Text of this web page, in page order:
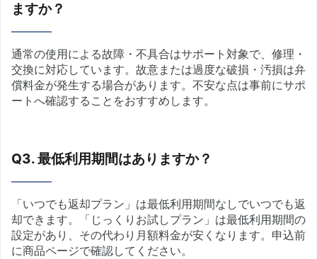
ますか？
通常の使用による故障・不具合はサポート対象で、修理・
交換に対応しています。故意または過度な破損・汚損は弁
償料金が発生する場合があります。不安な点は事前にサポ
ートへ確認することをおすすめします。
Q3. 最低利用期間はありますか？
「いつでも返却プラン」は最低利用期間なしでいつでも返
却できます。「じっくりお試しプラン」は最低利用期間の
設定があり、その代わり月額料金が安くなります。申込前
に商品ページで確認してください。